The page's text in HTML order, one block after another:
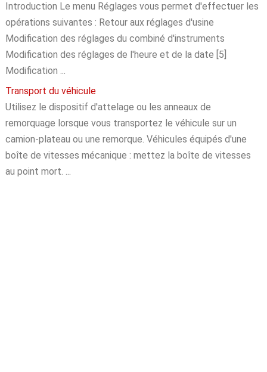
Introduction Le menu Réglages vous permet d'effectuer les
opérations suivantes : Retour aux réglages d'usine
Modification des réglages du combiné d'instruments
Modification des réglages de l'heure et de la date [5]
Modification ...
Transport du véhicule
Utilisez le dispositif d'attelage ou les anneaux de
remorquage lorsque vous transportez le véhicule sur un
camion-plateau ou une remorque. Véhicules équipés d'une
boîte de vitesses mécanique : mettez la boîte de vitesses
au point mort. ...